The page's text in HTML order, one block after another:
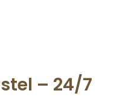
– 24/7